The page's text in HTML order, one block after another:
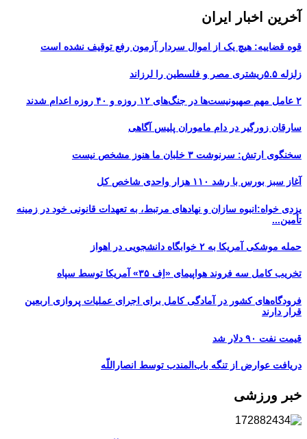
آخرین اخبار ایران
قوه قضاییه: هیچ یک از اموال سردار آزمون رفع توقیف نشده است
زلزله ۵.۵ریشتری مصر و فلسطین را لرزاند
۲ عامل مهم صهیونیست‌ها در جنگ‌های ۱۲ روزه و ۴۰ روزه اعدام شدند
سارقان زورگیر در دام ماموران پلیس آگاهی
سخنگوی ارتش: سرنوشت ۳ خلبان ما هنوز مشخص نیست
آغاز سبز بورس با رشد ۱۱۰ هزار واحدی شاخص کل
یزدی خواه:انبوه سازان و نهادهای مرتبط، به تعهدات قانونی خود در زمینه
تأمین...
حمله موشکی آمریکا به ۲ خوابگاه دانشجویی در اهواز
تخریب کامل سه فروند هواپیمای «اِف ۳۵» آمریکا توسط سپاه
فرودگاه‌های کشور در آمادگی کامل برای اجرای عملیات پروازی اربعین
قرار دارند
قیمت نفت ۹۰ دلار شد
دریافت عوارض از تنگه باب‌المندب توسط انصاراللّه
خبر ورزشی